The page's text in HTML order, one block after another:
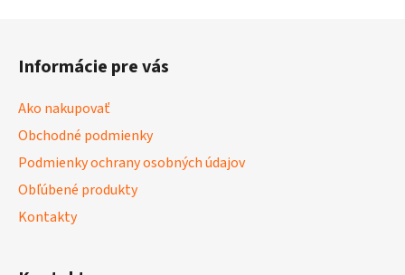
Informácie pre vás
Ako nakupovať
Obchodné podmienky
Podmienky ochrany osobných údajov
Obľúbené produkty
Kontakty